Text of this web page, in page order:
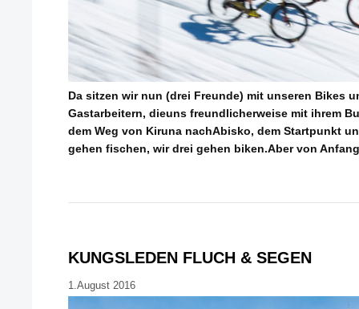
Da sitzen wir nun (drei Freunde) mit unseren Bikes
Gastarbeitern, dieuns freundlicherweise mit ihrem
dem Weg von Kiruna nachAbisko, dem Startpunkt
gehen fischen, wir drei gehen biken.Aber von
KUNGSLEDEN FLUCH & SEGEN
1.August 2016